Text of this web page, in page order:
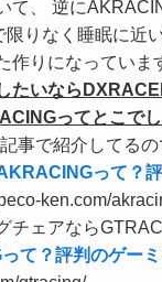
て、 逆に
限りなく睡眠に近
作りになっていま
たいなら
ってとこでし
事で紹介してる
って？
ken.com/
チェアなら
て？評判のゲー